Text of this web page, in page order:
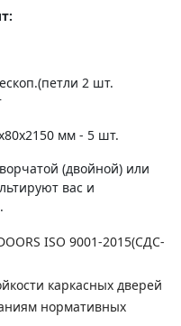
2 шт.
мм - 5 шт.
(двойной) или
вас и
ISO 9001-2015(СДС-
каркасных дверей
нормативных